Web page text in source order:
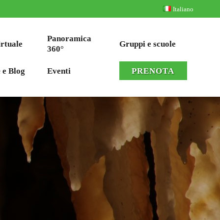
Italiano
Panoramica
360°
Gruppi e scuole
Blog Eventi PRENOTA